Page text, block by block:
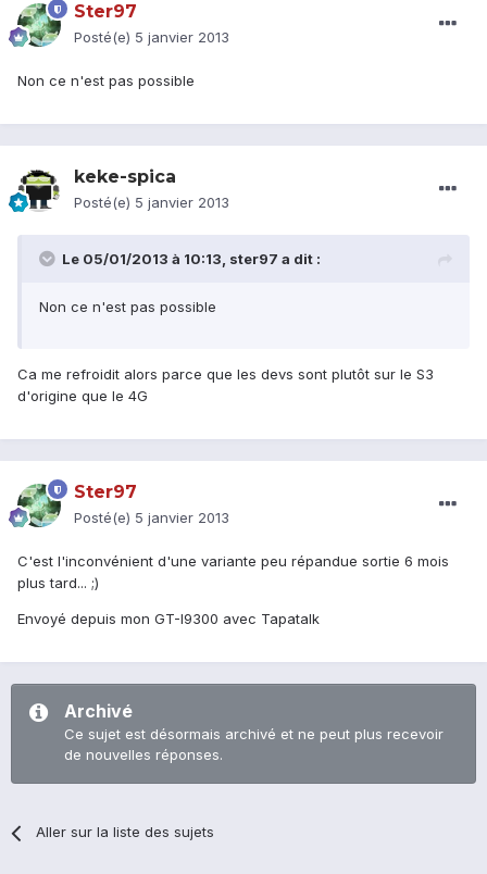
Ster97
Posté(e) 5 janvier 2013
Non ce n'est pas possible
keke-spica
Posté(e) 5 janvier 2013
Le 05/01/2013 à 10:13, ster97 a dit :
Non ce n'est pas possible
Ca me refroidit alors parce que les devs sont plutôt sur le S3
d'origine que le 4G
Ster97
Posté(e) 5 janvier 2013
C'est l'inconvénient d'une variante peu répandue sortie 6 mois
plus tard... ;)
Envoyé depuis mon GT-I9300 avec Tapatalk
Archivé
Ce sujet est désormais archivé et ne peut plus recevoir
de nouvelles réponses.
Aller sur la liste des sujets